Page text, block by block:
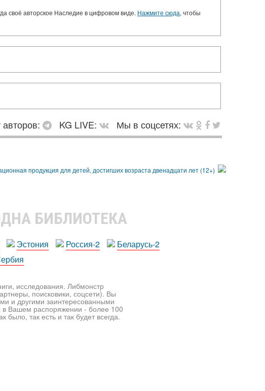
своё авторское Наследие в цифровом виде. Нажмите сюда, чтобы
авторов: KG LIVE:
Мы в соцсетях:
БИБЛИОТЕКА
Эстония Россия-2
Беларусь-2
исследования. Либмонстр
поисковики, соцсети). Вы
и другими заинтересованными
в Вашем распоряжении - более 100
было, так есть и так будет всегда.